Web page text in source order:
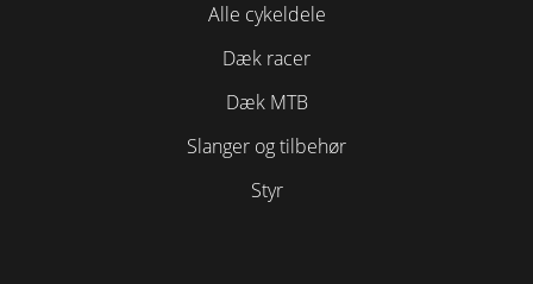
Alle cykeldele
Dæk racer
Dæk MTB
Slanger og tilbehør
Styr